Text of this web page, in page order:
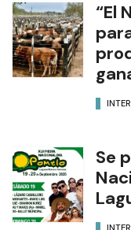
“El
Se